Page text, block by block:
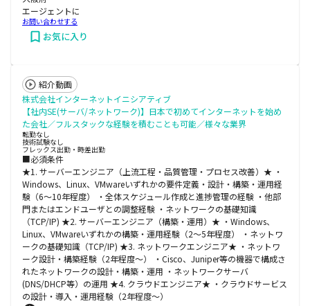
エージェントに
お問い合わせする
お気に入り
紹介動画
株式会社インターネットイニシアティブ
【社内SE(サーバ/ネットワーク)】日本で初めてインターネットを始め
た会社／フルスタックな経験を積むことも可能／様々な業界
転勤なし
技術試験なし
フレックス出勤・時差出勤
■必須条件
★1. サーバーエンジニア（上流工程・品質管理・プロセス改善）★ ・
Windows、Linux、VMwareいずれかの要件定義・設計・構築・運用経
験（6～10年程度） ・全体スケジュール作成と進捗管理の経験 ・他部
門またはエンドユーザとの調整経験 ・ネットワークの基礎知識
（TCP/IP) ★2. サーバーエンジニア（構築・運用）★ ・Windows、
Linux、VMwareいずれかの構築・運用経験（2～5年程度） ・ネットワ
ークの基礎知識（TCP/IP) ★3. ネットワークエンジニア★ ・ネットワ
ーク設計・構築経験（2年程度～） ・Cisco、Juniper等の機器で構成さ
れたネットワークの設計・構築・運用 ・ネットワークサーバ
(DNS/DHCP等）の運用 ★4. クラウドエンジニア★ ・クラウドサービス
の設計・導入・運用経験（2年程度～）